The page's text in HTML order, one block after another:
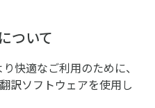
ついて
快適なご利用のために、
訳ソフトウェアを使用し